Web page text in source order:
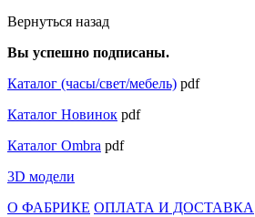
Вернуться назад
Вы успешно подписаны.
Каталог (часы/свет/мебель) pdf
Каталог Новинок pdf
Каталог Ombra pdf
3D модели
О ФАБРИКЕ ОПЛАТА И ДОСТАВКА